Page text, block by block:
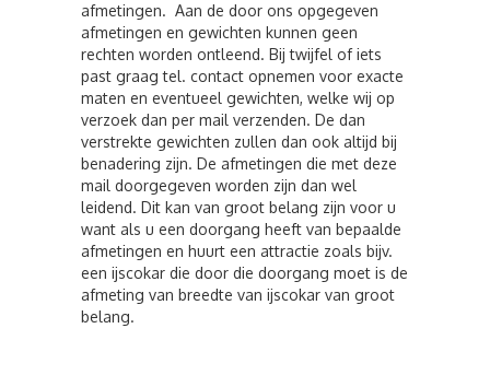
afmetingen. Aan de door ons opgegeven
afmetingen en gewichten kunnen geen
rechten worden ontleend. Bij twijfel of iets
past graag tel. contact opnemen voor exacte
maten en eventueel gewichten, welke wij op
verzoek dan per mail verzenden. De dan
verstrekte gewichten zullen dan ook altijd bij
benadering zijn. De afmetingen die met deze
mail doorgegeven worden zijn dan wel
leidend. Dit kan van groot belang zijn voor u
want als u een doorgang heeft van bepaalde
afmetingen en huurt een attractie zoals bijv.
een ijscokar die door die doorgang moet is de
afmeting van breedte van ijscokar van groot
belang.